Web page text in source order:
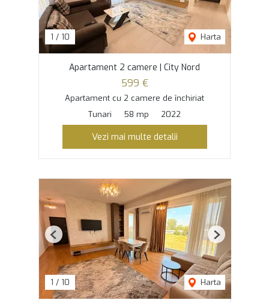
1 / 10 Harta
Apartament 2 camere | City Nord
599 €
Apartament cu 2 camere de închiriat
Tunari
58 mp 2022
Vezi mai multe detalii
1 / 10 Harta
Previous Next